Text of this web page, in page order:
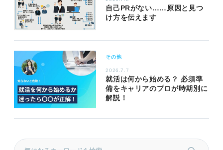
自己PRがない……原因と見つ
け方を伝えます
その他
2026.7.7
就活は何から始める？ 必須準
備をキャリアのプロが時期別に
解説！